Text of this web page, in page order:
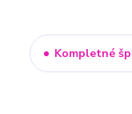
Kompletné